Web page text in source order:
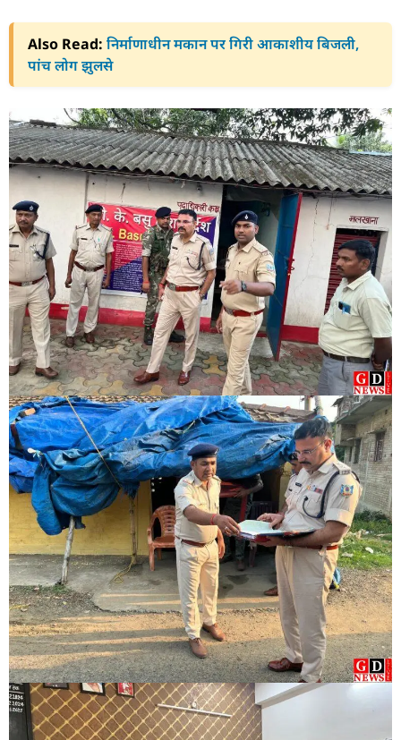
Also Read: निर्माणाधीन मकान पर गिरी आकाशीय बिजली,
पांच लोग झुलसे